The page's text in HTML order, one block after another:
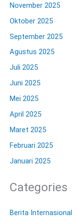
November 2025
Oktober 2025
September 2025
Agustus 2025
Juli 2025
Juni 2025
Mei 2025
April 2025
Maret 2025
Februari 2025
Januari 2025
Categories
Berita Internasional